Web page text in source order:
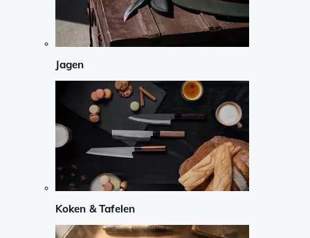
Jagen
Koken & Tafelen